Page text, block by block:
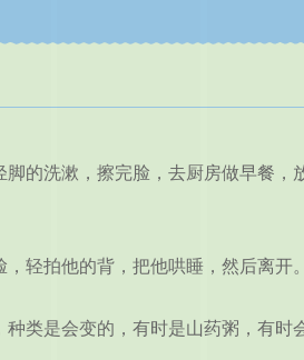
洗漱，擦完脸，去厨房做早餐，
轻拍他的背，把他哄睡，然后离开。
是会变的，有时是山药粥，有时